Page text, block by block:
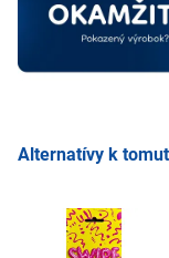
Alternatívy k